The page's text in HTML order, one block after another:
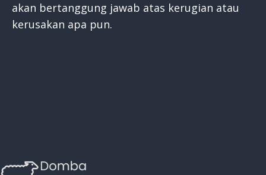
akan bertanggung jawab atas kerugian atau
kerusakan apa pun.